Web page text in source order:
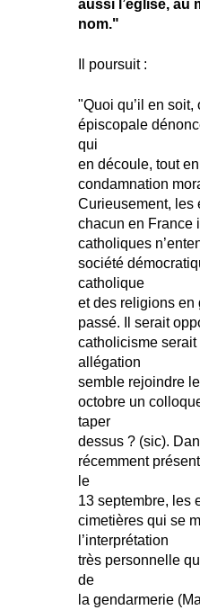
aussi l’église, au
nom."
Il poursuit :
"Quoi qu’il en
épiscopale
qui
en découle, tout
condamnation
Curieusement, les
chacun en France
catholiques
société
catholique
et des religions en
passé. Il serait
catholicisme
allégation
semble rejoindre
octobre un
taper
dessus ? (sic).
récemment
le
13 septembre, les
cimetières qui se
l’interprétation
très personnelle
de
la gendarmerie